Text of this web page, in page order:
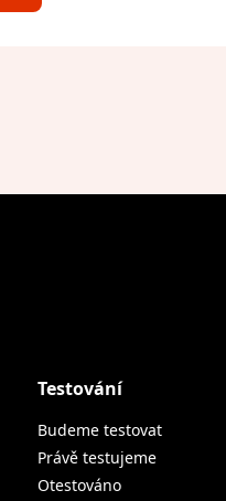
Testování
Budeme testovat
Právě testujeme
Otestováno